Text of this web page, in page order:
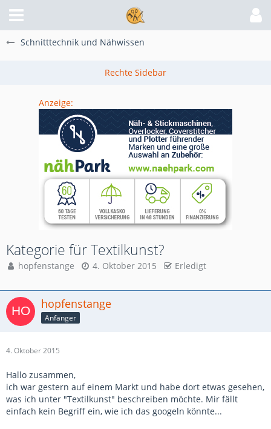
Schnitttechnik und Nähwissen
Anzeige:
Kategorie für Textilkunst?
hopfenstange 4. Oktober 2015 Erledigt
hopfenstange
Anfänger
4. Oktober 2015
Hallo zusammen,
ich war gestern auf einem Markt und habe dort etwas gesehen,
was ich unter "Textilkunst" beschreiben möchte. Mir fällt
einfach kein Begriff ein, wie ich das googeln könnte...